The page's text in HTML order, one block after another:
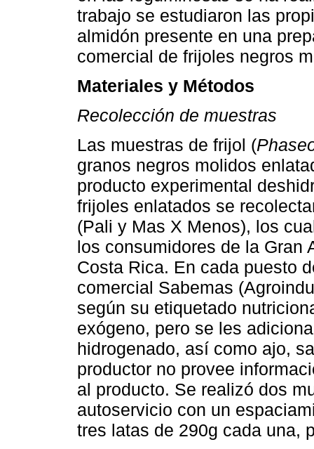
trabajo se estudiaron las
almidón presente en una
comercial de frijoles negros
Materiales y Métodos
Recolección de muestras
Las muestras de frijol (
granos negros molidos
producto experimental
frijoles enlatados se
(Pali y Mas X Menos), los
los consumidores de la Gran
Costa Rica. En cada puesto
comercial Sabemas
según su etiquetado
exógeno, pero se les
hidrogenado, así como ajo,
productor no provee
al producto. Se realizó dos
autoservicio con un
tres latas de 290g cada una,